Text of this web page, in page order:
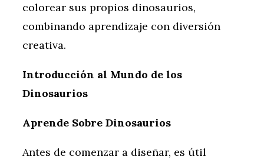
colorear sus propios dinosaurios,
combinando aprendizaje con diversión
creativa.
Introducción al Mundo de los
Dinosaurios
Aprende Sobre Dinosaurios
Antes de comenzar a diseñar, es útil